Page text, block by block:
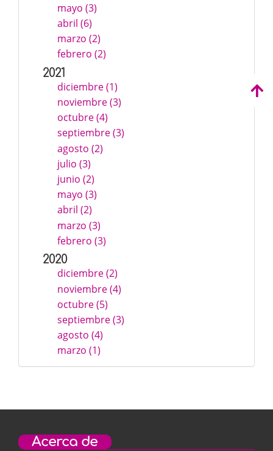
mayo (3)
abril (6)
marzo (2)
febrero (2)
2021
diciembre (1)
noviembre (3)
octubre (4)
septiembre (3)
agosto (2)
julio (3)
junio (2)
mayo (3)
abril (2)
marzo (3)
febrero (3)
2020
diciembre (2)
noviembre (4)
octubre (5)
septiembre (3)
agosto (4)
marzo (1)
Acerca de